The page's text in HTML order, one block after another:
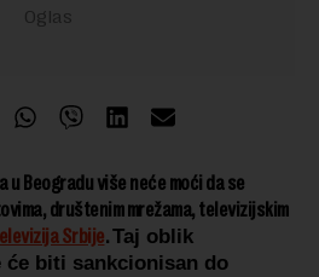
u Beogradu više neće moći da se
društenim mrežama, televizijskim
Srbije.Taj oblik
će biti sankcionisan do